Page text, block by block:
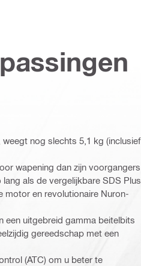
nog slechts 5,1 kg (inclusief
wapening dan zijn voorgangers
als de vergelijkbare SDS Plus
motor en revolutionaire Nuron-
een uitgebreid gamma beitelbits
gereedschap met een
(ATC) om u beter te